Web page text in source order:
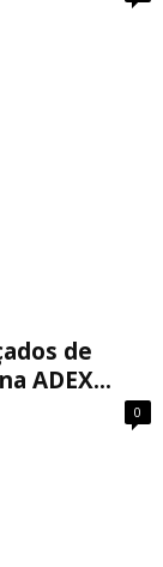
de
ADEX...
0